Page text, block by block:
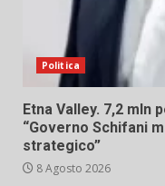
Politica
Etna Valley. 7,2
“Governo Schifani
strategico”
8 Agosto 2026